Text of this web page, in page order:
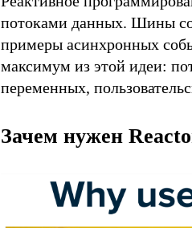
потоками данных. Шины
примеры асинхронных
максимум из этой идеи:
переменных,
Зачем нужен